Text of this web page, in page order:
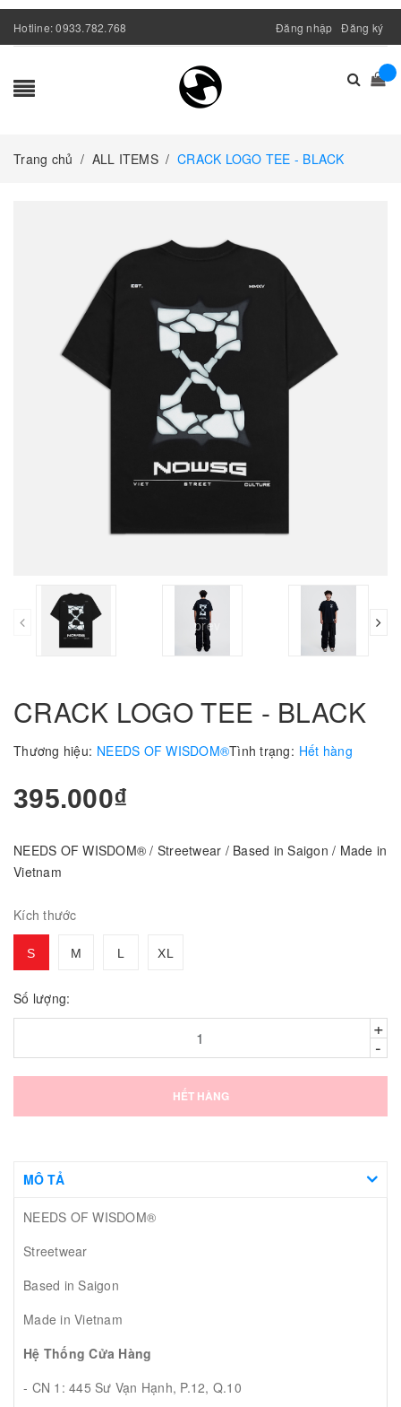
Hotline:0933.782.768 Đăng nhập Đăng ký
Trang chủ / ALL ITEMS / CRACK LOGO TEE - BLACK
prev
CRACK LOGO TEE - BLACK
Thương hiệu: NEEDS OF WISDOM®Tình trạng: Hết hàng
395.000₫
NEEDS OF WISDOM® / Streetwear / Based in Saigon / Made in
Vietnam
Kích thước
S M L XL
Số lượng:
+
-
HẾT HÀNG
MÔ TẢ
NEEDS OF WISDOM®
Streetwear
Based in Saigon
Made in Vietnam
Hệ Thống Cửa Hàng
- CN 1: 445 Sư Vạn Hạnh, P.12, Q.10